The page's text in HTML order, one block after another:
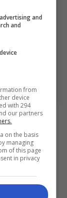
muzik
di
boleh
and
and
from
device
with 294
our partners
on the basis
managing
of this page
in privacy